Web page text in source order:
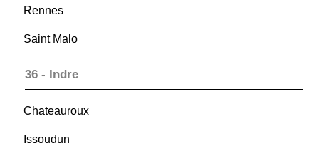
Rennes
Saint Malo
36 - Indre
Chateauroux
Issoudun